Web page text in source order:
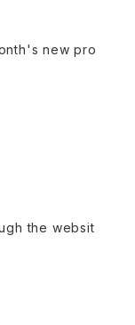
new pro
the websit